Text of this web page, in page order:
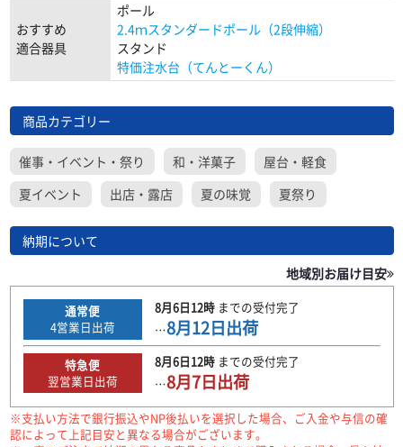
おすすめ
適合器具
ポール
2.4ｍスタンダードポール（2段伸縮）
スタンド
特価注水台（てんとーくん）
商品カテゴリー
催事・イベント・祭り 和・洋菓子
屋台・軽食
夏イベント
出店・露店 夏の味覚 夏祭り
納期について
地域別お届け目安
通常便
4営業日出荷
8月6日12時までの受付完了
…8月12日出荷
特急便
翌営業日出荷
8月6日12時までの受付完了
…8月7日出荷
※支払い方法で銀行振込やNP後払いを選択した場合、ご入金や与信の確
認によって上記目安と異なる場合がございます。